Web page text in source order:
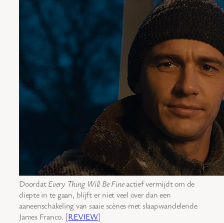
DoordatEvery Thing Will Be Fineactief vermijdt om de
diepte in te gaan, blijft er niet veel over dan een
aaneenschakeling van saaie scènes met slaapwandelende
James Franco. [REVIEW]